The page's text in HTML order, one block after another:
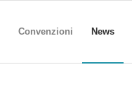
Convenzioni News